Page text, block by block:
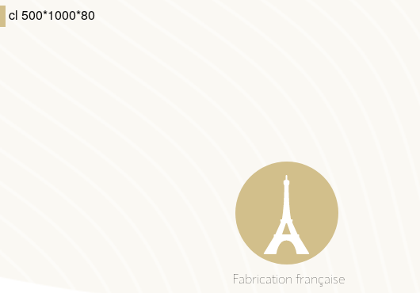
cl 500*1000*80
Fabrication française